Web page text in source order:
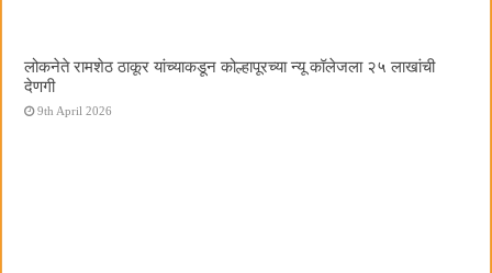
लोकनेते रामशेठ ठाकूर यांच्याकडून कोल्हापूरच्या न्यू कॉलेजला २५ लाखांची
देणगी
9th April 2026